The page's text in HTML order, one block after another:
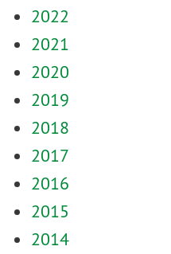
2022
2021
2020
2019
2018
2017
2016
2015
2014